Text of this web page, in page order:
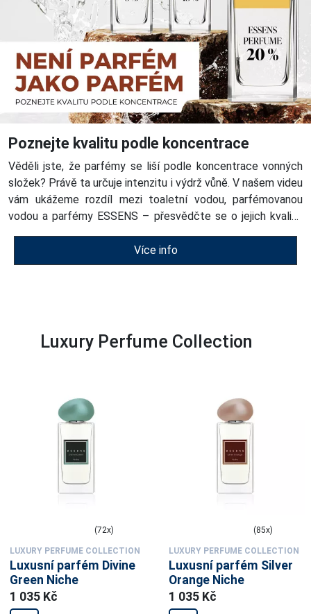
Poznejte kvalitu podle koncentrace
Věděli jste, že parfémy se liší podle koncentrace vonných
složek? Právě ta určuje intenzitu i výdrž vůně. V našem videu
vám ukážeme rozdíl mezi toaletní vodou, parfémovanou
vodou a parfémy ESSENS – přesvědčte se o jejich kvalitě
Více info
Luxury Perfume Collection
(72x)
LUXURY PERFUME COLLECTION
Luxusní parfém Divine
Green Niche
1 035 Kč
(85x)
LUXURY PERFUME COLLECTION
Luxusní parfém Silver
Orange Niche
1 035 Kč